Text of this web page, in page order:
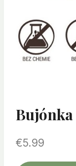
Bujónka
€5.99